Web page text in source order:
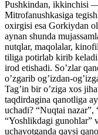
Pushkindan, ikkinchisi
Mitrofanushkasiga
oxirgisi esa Gorkiydan
aynan shunda
nutqlar, maqolalar,
tiliga potirlab kirib
irod etishadi. So’zlar
o’zgarib og’izdan-
Tag’in bir o’ziga xos
taqdirdagina qanotliga
uchadi? “Nuqtai nazar”,
“Yoshlikdagi gunohlar”
uchayotganda qaysi